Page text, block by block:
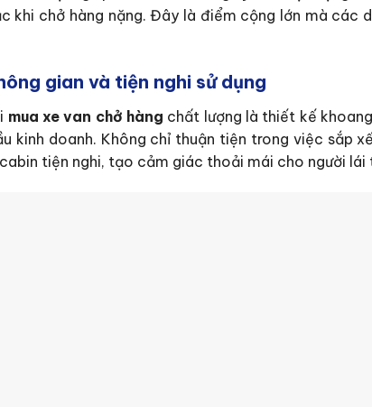
khi chở hàng nặng. Đây là điểm cộng lớn mà các
gian và tiện nghi sử dụng
mua xe van chở hàng chất lượng là thiết kế
kinh doanh. Không chỉ thuận tiện trong việc sắp
tiện nghi, tạo cảm giác thoải mái cho người lái